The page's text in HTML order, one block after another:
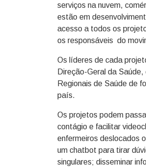
serviços na nuvem,
estão em
acesso a todos os
os responsáveis do
Os líderes de cada
Direção-Geral da
Regionais de Saúde de
país.
Os projetos podem
contágio e facilitar
enfermeiros deslocados
um chatbot para tirar
singulares; disseminar